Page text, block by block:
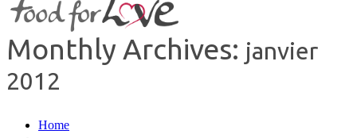
Monthly Archives: janvier
2012
Home